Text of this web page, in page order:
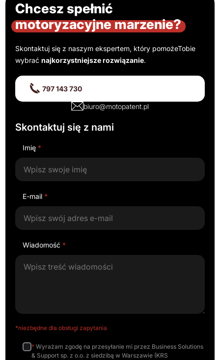
Chcesz spełnić
motoryzacyjne marzenie?
Skontaktuj się z naszym ekspertem, który pomożeTobie
wybraćnajkorzystniejsze rozwiązanie.
797 143 730
biuro@motopatent.pl
Skontaktuj się z nami
Imię *
E-mail *
Wiadomość *
*niezbędne dla obsługi zapytania
* Wyrażam zgodę na przesyłanie mi przez Business Solutions
& Support sp. z o.o. z siedzibą w Warszawie (KRS